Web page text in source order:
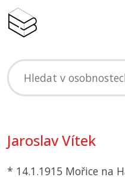
Jaroslav Vítek
* 14.1.1915 Mořice na